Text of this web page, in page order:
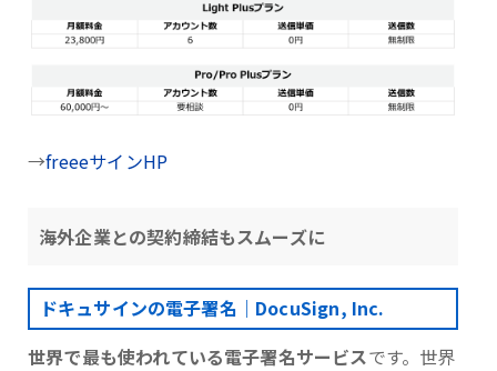
→freeeサインHP
海外企業との契約締結もスムーズに
ドキュサインの電子署名｜DocuSign, Inc.
世界で最も使われている電子署名サービスです。世界